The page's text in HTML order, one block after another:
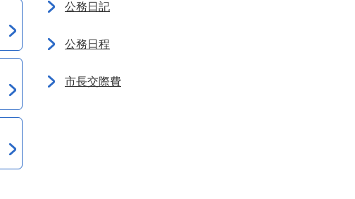
公務日記
公務日程
市長交際費